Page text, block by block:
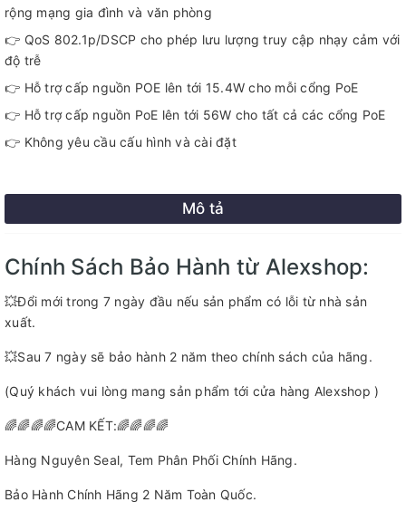
rộng mạng gia đình và văn phòng
👉 QoS 802.1p/DSCP cho phép lưu lượng truy cập nhạy cảm với
độ trễ
👉 Hỗ trợ cấp nguồn POE lên tới 15.4W cho mỗi cổng PoE
👉 Hỗ trợ cấp nguồn PoE lên tới 56W cho tất cả các cổng PoE
👉 Không yêu cầu cấu hình và cài đặt
Mô tả
Chính Sách Bảo Hành từ Alexshop:
💥Đổi mới trong 7 ngày đầu nếu sản phẩm có lỗi từ nhà sản
xuất.
💥Sau 7 ngày sẽ bảo hành 2 năm theo chính sách của hãng.
(Quý khách vui lòng mang sản phẩm tới cửa hàng Alexshop )
🌈🌈🌈🌈CAM KẾT:🌈🌈🌈🌈
Hàng Nguyên Seal, Tem Phân Phối Chính Hãng.
Bảo Hành Chính Hãng 2 Năm Toàn Quốc.